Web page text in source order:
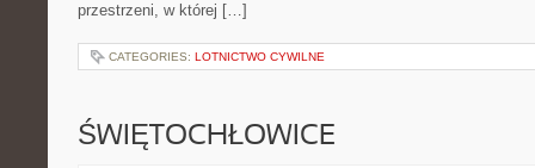
przestrzeni, w której […]
CATEGORIES: LOTNICTWO CYWILNE
ŚWIĘTOCHŁOWICE